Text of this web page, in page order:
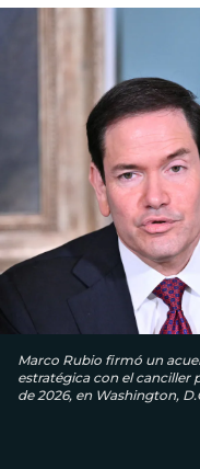
Marco Rubio firmó un
estratégica con el canciller
de 2026, en Washington,